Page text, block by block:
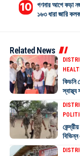
গণনার আগে কড়া
১৬৩ ধারা জারি
Related News
কিডনি